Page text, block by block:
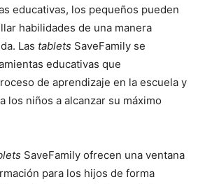
educativas, los pequeños pueden
habilidades de una manera
Las tablets SaveFamily se
educativas que
de aprendizaje en la escuela y
los niños a alcanzar su máximo
SaveFamily ofrecen una ventana
para los hijos de forma